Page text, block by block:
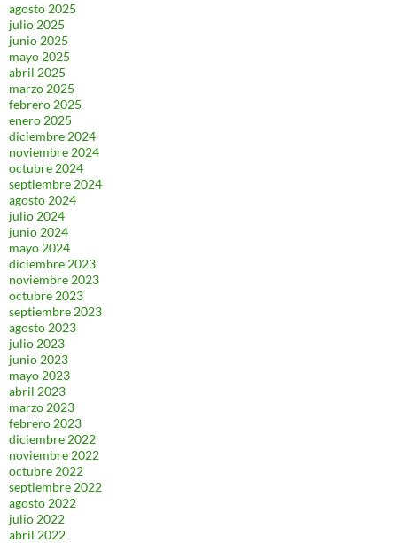
agosto 2025
julio 2025
junio 2025
mayo 2025
abril 2025
marzo 2025
febrero 2025
enero 2025
diciembre 2024
noviembre 2024
octubre 2024
septiembre 2024
agosto 2024
julio 2024
junio 2024
mayo 2024
diciembre 2023
noviembre 2023
octubre 2023
septiembre 2023
agosto 2023
julio 2023
junio 2023
mayo 2023
abril 2023
marzo 2023
febrero 2023
diciembre 2022
noviembre 2022
octubre 2022
septiembre 2022
agosto 2022
julio 2022
abril 2022